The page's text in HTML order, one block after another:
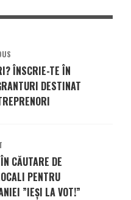
ÎNSCRIE-TE ÎN
DESTINAT
CĂUTARE DE
PENTRU
”IEȘI LA VOT!”